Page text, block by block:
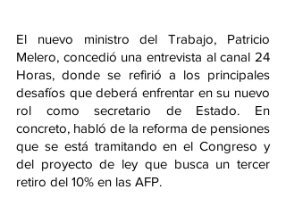
El nuevo ministro del Trabajo, Patricio
Melero, concedió una entrevista al canal 24
Horas, donde se refirió a los principales
desafíos que deberá enfrentar en su nuevo
rol como secretario de Estado. En
concreto, habló de la reforma de pensiones
que se está tramitando en el Congreso y
del proyecto de ley que busca un tercer
retiro del 10% en las AFP.